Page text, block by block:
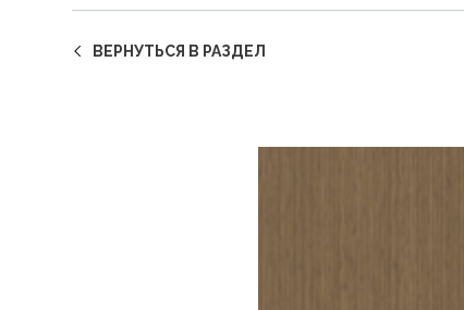
ВЕРНУТЬСЯ В РАЗДЕЛ